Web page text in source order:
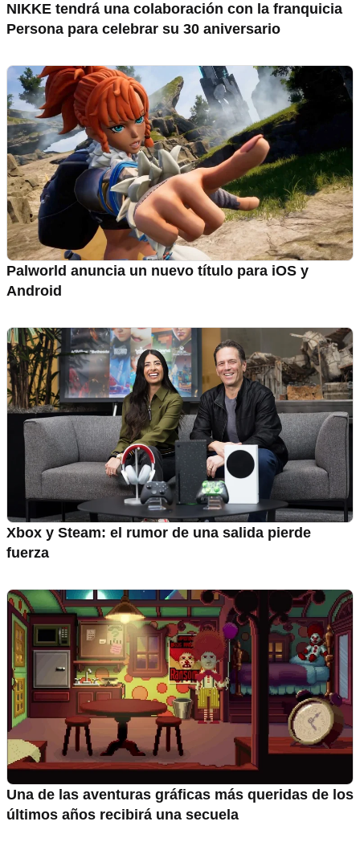
NIKKE tendrá una colaboración con la franquicia
Persona para celebrar su 30 aniversario
Palworld anuncia un nuevo título para iOS y
Android
Xbox y Steam: el rumor de una salida pierde
fuerza
Una de las aventuras gráficas más queridas de los
últimos años recibirá una secuela